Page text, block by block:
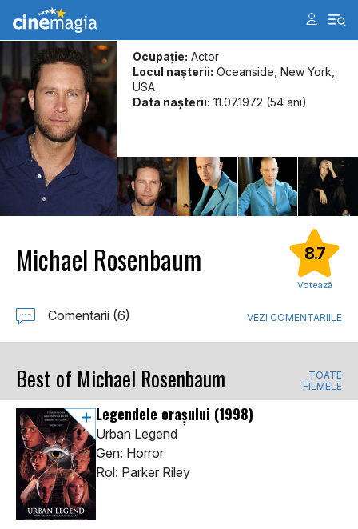
Ocupație: Actor
Locul naşterii: Oceanside, New York,
USA
Data naşterii: 11.07.1972 (54 ani)
Michael Rosenbaum 8.7
Votează
Comentarii (6) VEZI COMENTARIILE
Best of Michael Rosenbaum
TOATE
FILMELE
Legendele orașului (1998)
Urban Legend
Gen: Horror
Rol: Parker Riley